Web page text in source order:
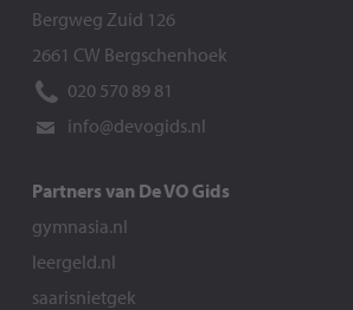
Bergweg Zuid 126
2661 CW Bergschenhoek
020 570 89 81
info@devogids.nl
Partners van De VO Gids
gymnasia.nl
leergeld.nl
saarisnietgek